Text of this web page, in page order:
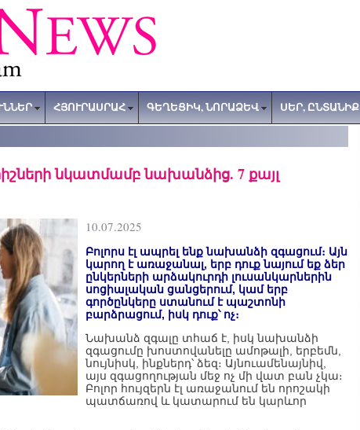
ՀՅՈՒՐԱՍՐԱՀ ԳԵՂԵՑԻԿ, ՆՈՐԱՁԵՎ ՍԵՐ, ԸՆՏԱՆԻՔ
նկատմամբ նախանձից. 7 քայլ
10.07.2025
Բոլորս էլ ապրել ենք նախանձի զգացում։ Այն
կարող է առաջանալ, երբ դուք նայում եք ձեր
ընկերների արձակուրդի լուսանկարներին
սոցիալական ցանցերում, կամ երբ
գործընկերը ստանում է պաշտոնի
բարձրացում, իսկ դուք՝ ոչ։
Նախանձ զգալը տհաճ է, իսկ նախանձի
զգացումը խոստովանելը ամոթալի, երբեմն,
նույնիսկ, ինքներդ՝ ձեզ։ Այնուամենայնիվ,
այս զգացողության մեջ ոչ մի վատ բան չկա։
Բոլոր հույզերն էլ առաջանում են որոշակի
պատճառով և կատարում են կարևոր